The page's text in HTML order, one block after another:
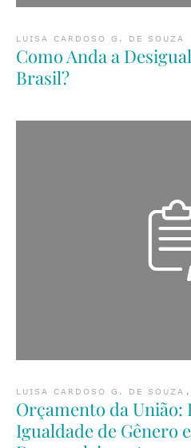
LUISA CARDOSO G. DE SOUZA
Como Anda a
Brasil?
LUISA CARDOSO G. DE SOUZA ,
Orçamento da
Igualdade de Gênero